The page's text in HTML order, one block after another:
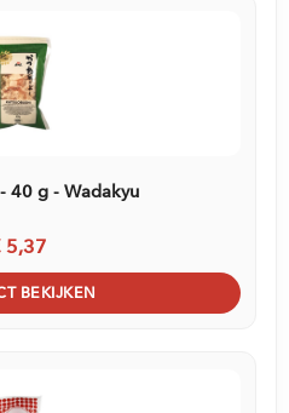
40 g - Wadakyu
5,37
BEKIJKEN